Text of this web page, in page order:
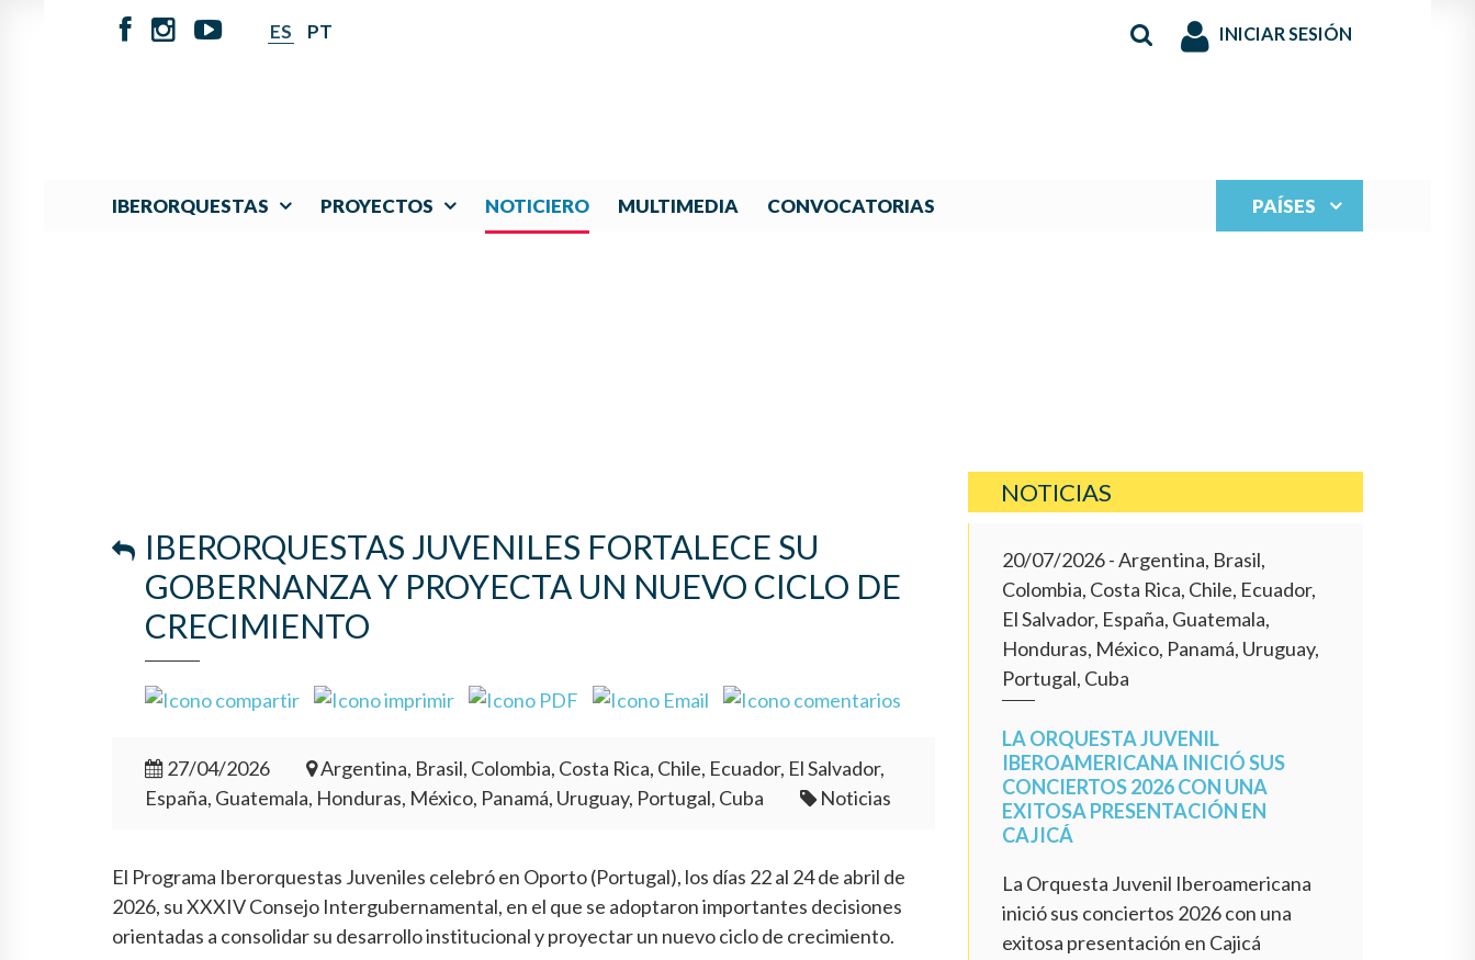
ES PT INICIAR SESIÓN
IBERORQUESTAS PROYECTOS NOTICIERO MULTIMEDIA CONVOCATORIAS PAÍSES
IBERORQUESTAS JUVENILES FORTALECE SU
GOBERNANZA Y PROYECTA UN NUEVO CICLO DE
CRECIMIENTO
27/04/2026
Argentina, Brasil, Colombia, Costa Rica, Chile, Ecuador, El Salvador,
España, Guatemala, Honduras, México, Panamá, Uruguay, Portugal, Cuba
Noticias
El Programa Iberorquestas Juveniles celebró en Oporto (Portugal), los días 22 al 24 de abril de
2026, su XXXIV Consejo Intergubernamental, en el que se adoptaron importantes decisiones
orientadas a consolidar su desarrollo institucional y proyectar un nuevo ciclo de crecimiento.
NOTICIAS
20/07/2026- Argentina, Brasil,
Colombia, Costa Rica, Chile, Ecuador,
El Salvador, España, Guatemala,
Honduras, México, Panamá, Uruguay,
Portugal, Cuba
LA ORQUESTA JUVENIL
IBEROAMERICANA INICIÓ SUS
CONCIERTOS 2026 CON UNA
EXITOSA PRESENTACIÓN EN
CAJICÁ
La Orquesta Juvenil Iberoamericana
inició sus conciertos 2026 con una
exitosa presentación en Cajicá